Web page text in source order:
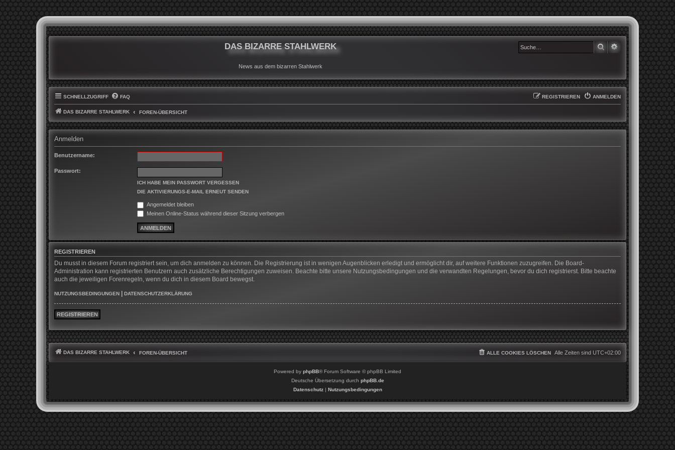
DAS BIZARRE STAHLWERK
News aus dem bizarren Stahlwerk
SUCHE
SCHNELLZUGRIFF FAQ ANMELDEN
REGISTRIEREN
DAS BIZARRE STAHLWERK FOREN-ÜBERSICHT
Anmelden
Benutzername:
Passwort:
ICH HABE MEIN PASSWORT VERGESSEN
DIE AKTIVIERUNGS-E-MAIL ERNEUT SENDEN
Angemeldet bleiben
Meinen Online-Status während dieser Sitzung verbergen
REGISTRIEREN
Du musst in diesem Forum registriert sein, um dich anmelden zu können. Die Registrierung ist in wenigen Augenblicken erledigt und ermöglicht dir, auf weitere Funktionen zuzugreifen. Die Board-
Administration kann registrierten Benutzern auch zusätzliche Berechtigungen zuweisen. Beachte bitte unsere Nutzungsbedingungen und die verwandten Regelungen, bevor du dich registrierst. Bitte beachte
auch die jeweiligen Forenregeln, wenn du dich in diesem Board bewegst.
NUTZUNGSBEDINGUNGEN DATENSCHUTZERKLÄRUNG
REGISTRIEREN
DAS BIZARRE STAHLWERK FOREN-ÜBERSICHT Alle Zeiten sind UTC+02:00
ALLE COOKIES LÖSCHEN
Powered by phpBB® Forum Software © phpBB Limited
Deutsche Übersetzung durch phpBB.de
Datenschutz| Nutzungsbedingungen